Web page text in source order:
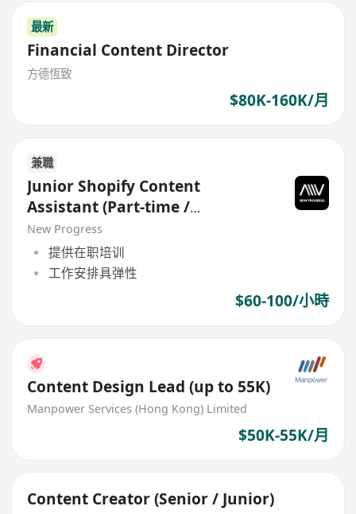
最新
Financial Content Director
方德恆致
$80K-160K/月
兼職
Junior Shopify Content
Assistant (Part-time /
Freelance)
New Progress
提供在职培训
工作安排具弹性
$60-100/小時
Content Design Lead (up to 55K)
Manpower Services (Hong Kong) Limited
$50K-55K/月
Content Creator (Senior / Junior)